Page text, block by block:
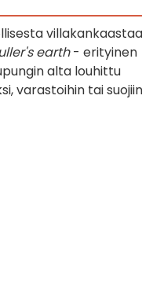
earth- erityinen
alta louhittu
varastoihin tai suojiin